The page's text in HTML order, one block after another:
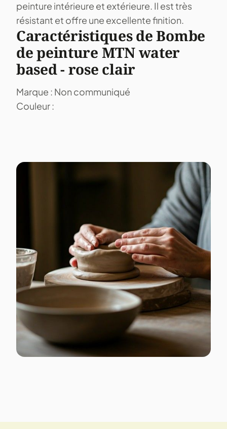
peinture intérieure et extérieure. Il est très
résistant et offre une excellente finition.
Caractéristiques de Bombe
de peinture MTN water
based - rose clair
Marque : Non communiqué
Couleur :